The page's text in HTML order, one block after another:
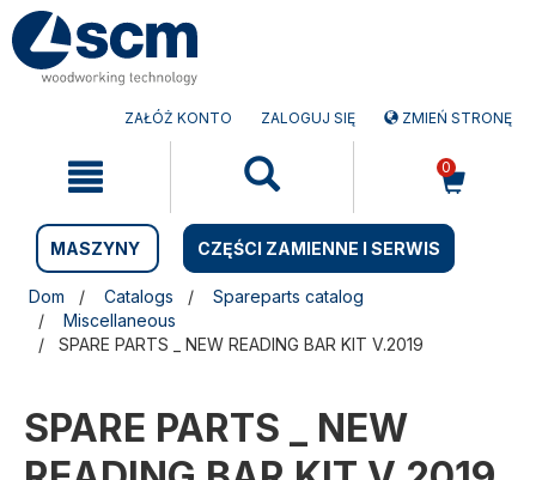
Przejdź
do
treści
Przejdź
do
menu
nawigacyjnego
ZAŁÓŻ KONTO ZALOGUJ SIĘ ZMIEŃ STRONĘ
0
MASZYNY CZĘŚCI ZAMIENNE I SERWIS
Dom Catalogs
Spareparts catalog
Miscellaneous
SPARE PARTS _ NEW READING BAR KIT V.2019
SPARE PARTS _ NEW